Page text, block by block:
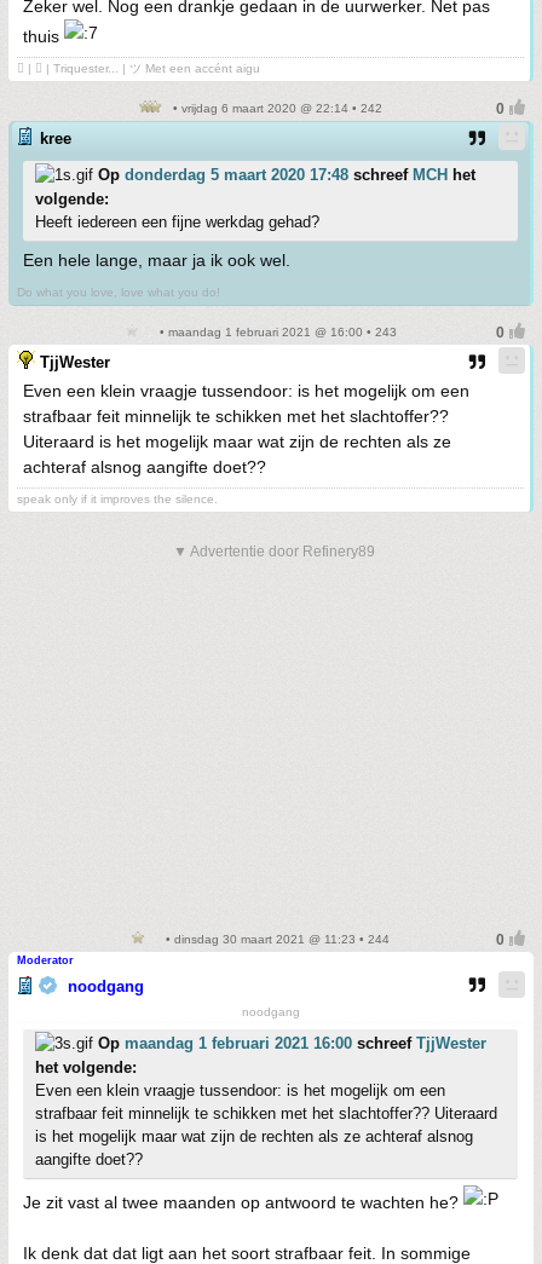
Zeker wel. Nog een drankje gedaan in de uurwerker. Net pas
thuis
 | ❤ | Triquester... | ツ Met een accént aigu
• vrijdag 6 maart 2020 @ 22:14 • 242
kree
Op donderdag 5 maart 2020 17:48 schreef MCH het
volgende:
Heeft iedereen een fijne werkdag gehad?
Een hele lange, maar ja ik ook wel.
Do what you love, love what you do!
• maandag 1 februari 2021 @ 16:00 • 243
TjjWester
Even een klein vraagje tussendoor: is het mogelijk om een
strafbaar feit minnelijk te schikken met het slachtoffer??
Uiteraard is het mogelijk maar wat zijn de rechten als ze
achteraf alsnog aangifte doet??
speak only if it improves the silence.
▼ Advertentie door Refinery89
• dinsdag 30 maart 2021 @ 11:23 • 244
Moderator
noodgang
noodgang
Op maandag 1 februari 2021 16:00 schreef TjjWester
het volgende:
Even een klein vraagje tussendoor: is het mogelijk om een
strafbaar feit minnelijk te schikken met het slachtoffer?? Uiteraard
is het mogelijk maar wat zijn de rechten als ze achteraf alsnog
aangifte doet??
Je zit vast al twee maanden op antwoord te wachten he?
Ik denk dat dat ligt aan het soort strafbaar feit. In sommige